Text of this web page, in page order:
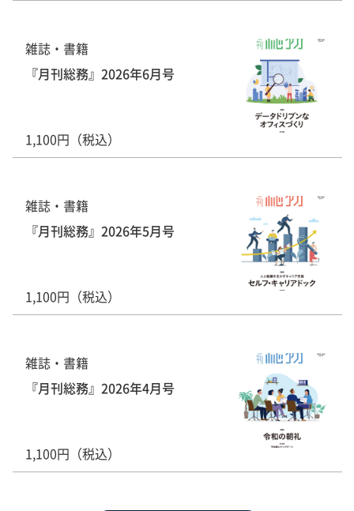
雑誌・書籍
『月刊総務』2026年6月号
1,100円（税込）
雑誌・書籍
『月刊総務』2026年5月号
1,100円（税込）
雑誌・書籍
『月刊総務』2026年4月号
1,100円（税込）